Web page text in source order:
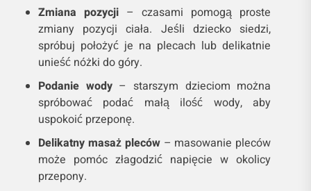
Zmiana pozycji – czasami pomogą proste
zmiany pozycji ciała. Jeśli dziecko siedzi,
spróbuj położyć je na plecach lub delikatnie
unieść nóżki do góry.
Podanie wody– starszym dzieciom można
spróbować podać małą ilość wody, aby
uspokoić przeponę.
Delikatny masaż pleców– masowanie pleców
może pomóc złagodzić napięcie w okolicy
przepony.